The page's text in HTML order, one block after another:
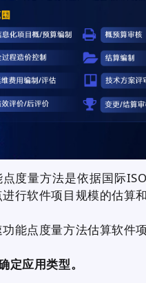
度量方法是依据国际
行软件项目规模的估算和
点度量方法估算软件项
定应用类型。